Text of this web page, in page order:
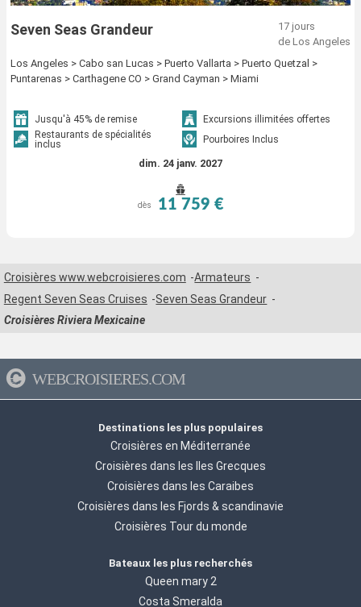
Seven Seas Grandeur
17 jours
de Los Angeles
Los Angeles > Cabo san Lucas > Puerto Vallarta > Puerto Quetzal >
Puntarenas > Carthagene CO > Grand Cayman > Miami
Jusqu'à 45% de remise
Excursions illimitées offertes
Restaurants de spécialités
inclus
Pourboires Inclus
dim. 24 janv. 2027
dès 11 759 €
Croisières www.webcroisieres.com
Armateurs
Regent Seven Seas Cruises
Seven Seas Grandeur
Croisières Riviera Mexicaine
WEBCROISIERES.COM
Destinations les plus populaires
Croisières en Méditerranée
Croisières dans les Iles Grecques
Croisières dans les Caraibes
Croisières dans les Fjords & scandinavie
Croisières Tour du monde
Bateaux les plus recherchés
Queen mary 2
Costa Smeralda